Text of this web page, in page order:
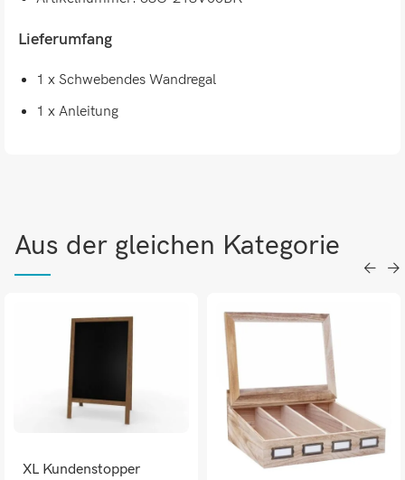
Lieferumfang
1 x Schwebendes Wandregal
1 x Anleitung
Aus der gleichen Kategorie
XL Kundenstopper